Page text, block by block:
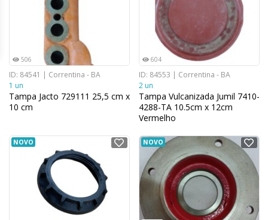
506
ID: 84541 | Correntina - BA
1 un
Tampa Jacto 729111 25,5 cm x
10 cm
604
ID: 84553 | Correntina - BA
2 un
Tampa Vulcanizada Jumil 7410-
4288-TA 10.5cm x 12cm
Vermelho
NOVO NOVO